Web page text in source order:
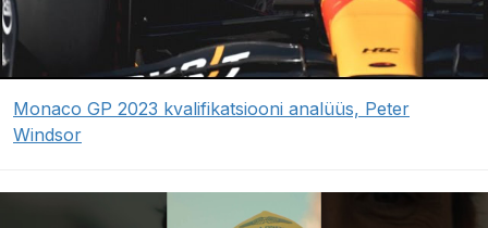
Monaco GP 2023 kvalifikatsiooni analüüs, Peter
Windsor